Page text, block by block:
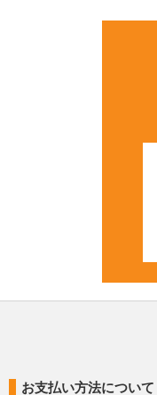
お支払い方法について